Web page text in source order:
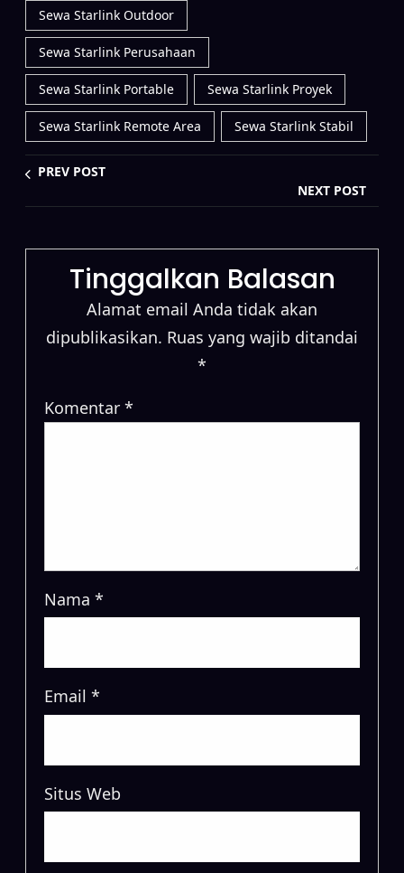
Sewa Starlink Outdoor
Sewa Starlink Perusahaan
Sewa Starlink Portable Sewa Starlink Proyek
Sewa Starlink Remote Area Sewa Starlink Stabil
PREV POST
NEXT POST
Tinggalkan Balasan
Alamat email Anda tidak akan
dipublikasikan. Ruas yang wajib ditandai
*
Komentar *
Nama *
Email *
Situs Web